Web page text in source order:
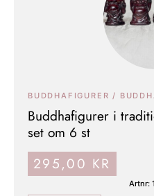
BUDDHAFIGURER /
Buddhafigurer i
set om 6 st
295,00 KR
Artnr: